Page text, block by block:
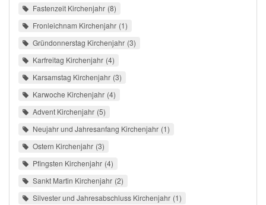
Fastenzeit Kirchenjahr 8
Fronleichnam Kirchenjahr 1
Gründonnerstag Kirchenjahr 3
Karfreitag Kirchenjahr 4
Karsamstag Kirchenjahr 3
Karwoche Kirchenjahr 4
Advent Kirchenjahr 5
Neujahr und Jahresanfang Kirchenjahr 1
Ostern Kirchenjahr 3
Pfingsten Kirchenjahr 4
Sankt Martin Kirchenjahr 2
Silvester und Jahresabschluss Kirchenjahr 1